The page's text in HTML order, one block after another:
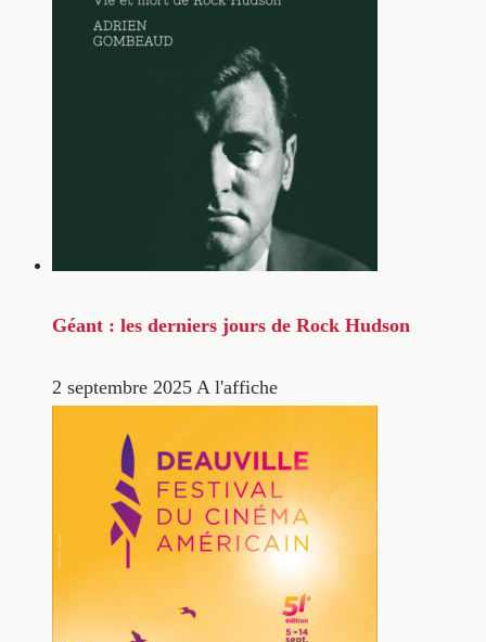
Géant : les derniers jours de Rock Hudson
2 septembre 2025 A l'affiche